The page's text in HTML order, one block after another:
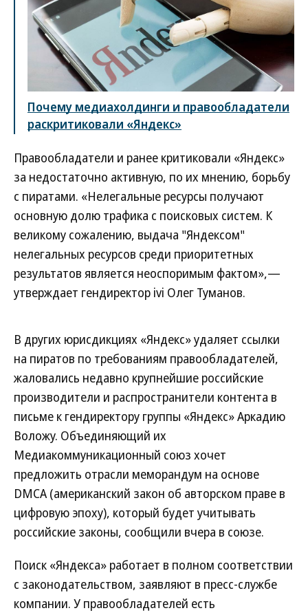
Почему медиахолдинги и правообладатели
раскритиковали «Яндекс»
Правообладатели и ранее критиковали «Яндекс»
за недостаточно активную, по их мнению, борьбу
с пиратами. «Нелегальные ресурсы получают
основную долю трафика с поисковых систем. К
великому сожалению, выдача "Яндексом"
нелегальных ресурсов среди приоритетных
результатов является неоспоримым фактом»,—
утверждает гендиректор ivi Олег Туманов.
В других юрисдикциях «Яндекс» удаляет ссылки
на пиратов по требованиям правообладателей,
жаловались недавно крупнейшие российские
производители и распространители контента в
письме к гендиректору группы «Яндекс» Аркадию
Воложу. Объединяющий их
Медиакоммуникационный союз хочет
предложить отрасли меморандум на основе
DMCA (американский закон об авторском праве в
цифровую эпоху), который будет учитывать
российские законы, сообщили вчера в союзе.
Поиск «Яндекса» работает в полном соответствии
с законодательством, заявляют в пресс-службе
компании. У правообладателей есть